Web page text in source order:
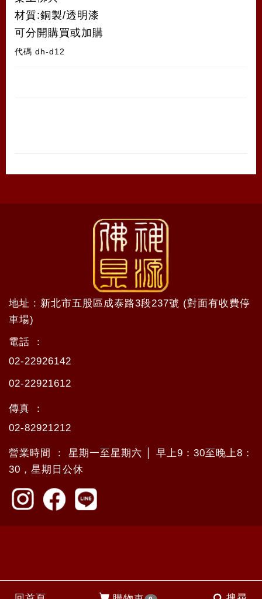
材質:銅製/透明漆
可分開購買或加購
代碼 dh-d12
地址 : 新北市五股區成泰路3段237號 (對面有收費停
車場)
電話 ：
02-22926142
02-22921612
傳真 ：
02-82921212
營業時間 ： 星期一至星期六 │ 早上9：30至晚上8：
30，星期日公休